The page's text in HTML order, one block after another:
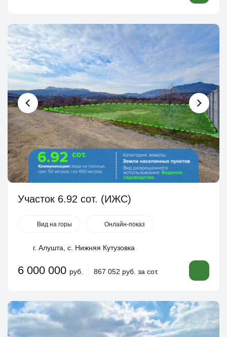
Участок 6.92 сот. (ИЖС)
Вид на горы Онлайн-показ
г. Алушта, с. Нижняя Кутузовка
6 000 000 руб. 867 052 руб. за сот.